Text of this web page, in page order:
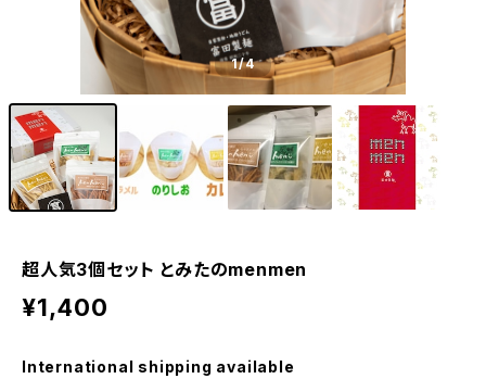
1/4
超人気3個セット とみたのmenmen
¥1,400
International shipping available